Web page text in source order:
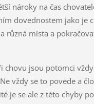
nároky na čas
dovednostem jako je
různá místa a
chovu jsou potomci
vždy se to povede a
je se ale z této chyby